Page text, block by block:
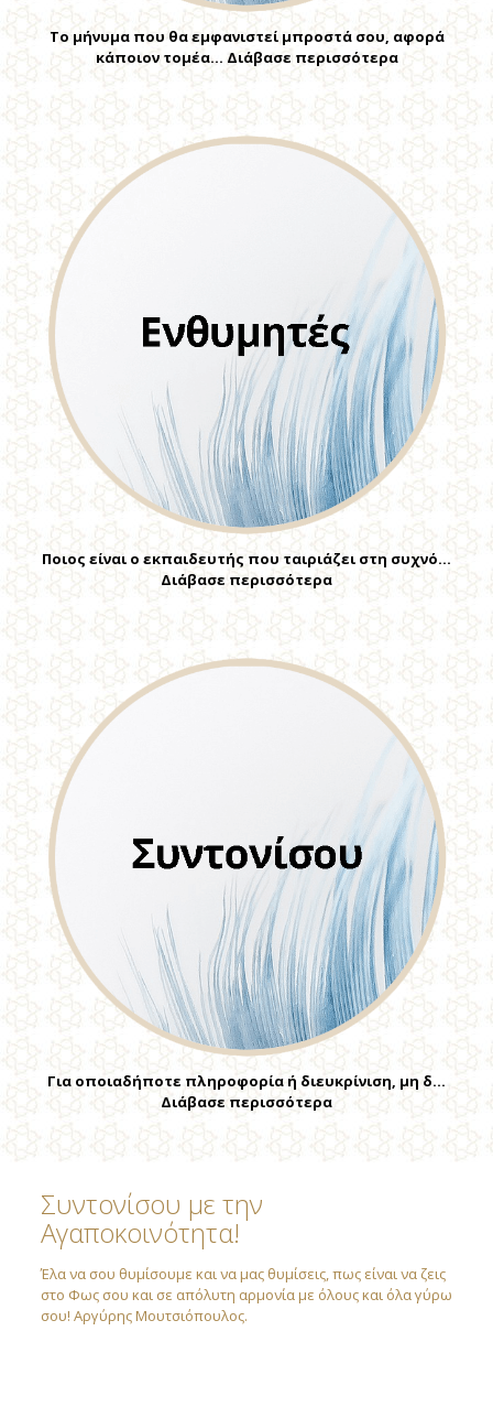
Το μήνυμα που θα εμφανιστεί μπροστά σου, αφορά
κάποιον τομέα… Διάβασε περισσότερα
Ποιος είναι ο εκπαιδευτής που ταιριάζει στη συχνό…
Διάβασε περισσότερα
Για οποιαδήποτε πληροφορία ή διευκρίνιση, μη δ…
Διάβασε περισσότερα
Συντονίσου με την
Αγαποκοινότητα!
Έλα να σου θυμίσουμε και να μας θυμίσεις, πως είναι να ζεις
στο Φως σου και σε απόλυτη αρμονία με όλους και όλα γύρω
σου! Αργύρης Μουτσιόπουλος.